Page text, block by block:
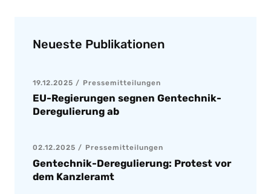
Neueste Publikationen
19.12.2025 Pressemitteilungen
EU-Regierungen segnen Gentechnik-
Deregulierung ab
02.12.2025 Pressemitteilungen
Gentechnik-Deregulierung: Protest vor
dem Kanzleramt